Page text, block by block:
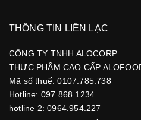
THÔNG TIN LIÊN LẠC
CÔNG TY TNHH ALOCORP
THỰC PHẨM CAO CẤP
Mã số thuế: 0107.785.738
Hotline: 097.868.1234
hotline 2: 0964.954.227